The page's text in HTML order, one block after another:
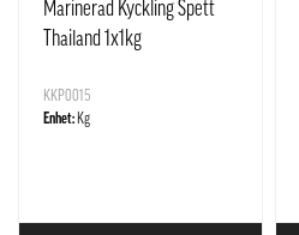
Marinerad Kyckling Spett
Thailand 1x1kg
KKP0015
Enhet: Kg